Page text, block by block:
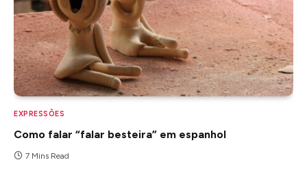
EXPRESSÕES
Como falar “falar besteira” em espanhol
7 Mins Read